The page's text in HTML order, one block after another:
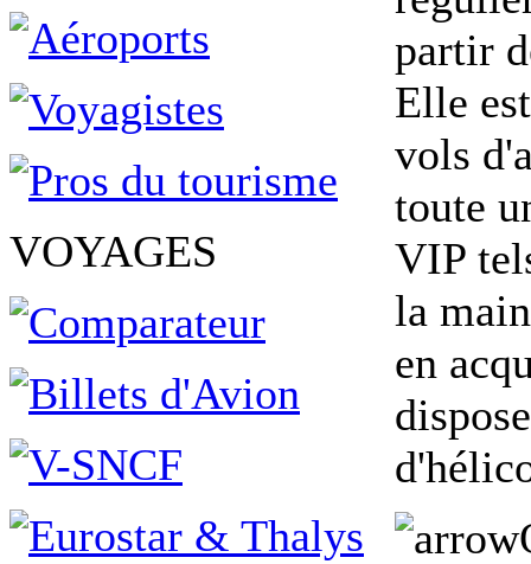
VOYAGES
partir
Elle
vols
toute
VIP
la
en